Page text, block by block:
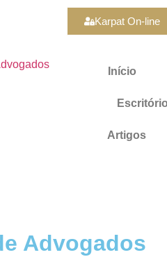
Karpat On-line
Início
Artigos
Advogados